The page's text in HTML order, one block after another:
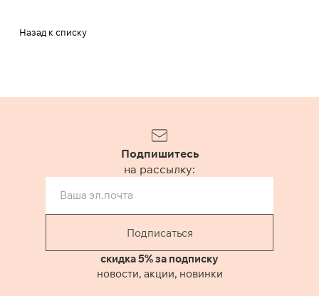
Назад к списку
Подпишитесь
на рассылку:
Подписаться
скидка 5% за подписку
новости, акции, новинки